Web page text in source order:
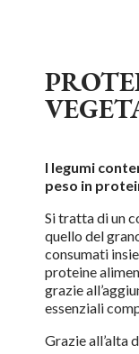
I legumi
peso in
Si tratta di un
quello del
consumati
proteine
grazie
essenziali
Grazie all’alta